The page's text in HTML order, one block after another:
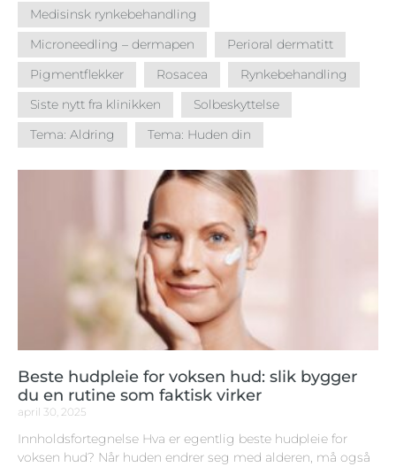
Medisinsk rynkebehandling
Microneedling – dermapen
Perioral dermatitt
Pigmentflekker
Rosacea
Rynkebehandling
Siste nytt fra klinikken
Solbeskyttelse
Tema: Aldring
Tema: Huden din
Beste hudpleie for voksen hud: slik bygger
du en rutine som faktisk virker
april 30, 2025
Innholdsfortegnelse Hva er egentlig beste hudpleie for
voksen hud? Når huden endrer seg med alderen, må også